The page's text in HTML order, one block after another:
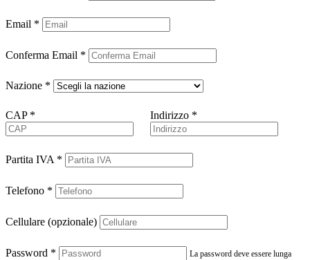
Email *
Conferma Email *
Nazione *
CAP * Indirizzo *
Partita IVA *
Telefono *
Cellulare (opzionale)
Password *
La password deve essere lunga